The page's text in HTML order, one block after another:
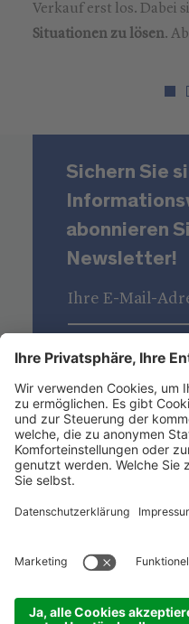
Verkauf erst los. Dabei
Situationen zu lösen.
Sichern Sie
abonnieren
Newsletter!
Datenschutz
Niederstätter AG
Standorte
Nützliche Links
Produktsortiment